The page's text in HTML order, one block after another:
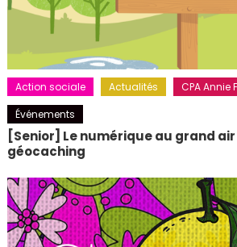
Action sociale Actualités
CPA Annie
Événements
[Senior] Le numérique au grand
géocaching